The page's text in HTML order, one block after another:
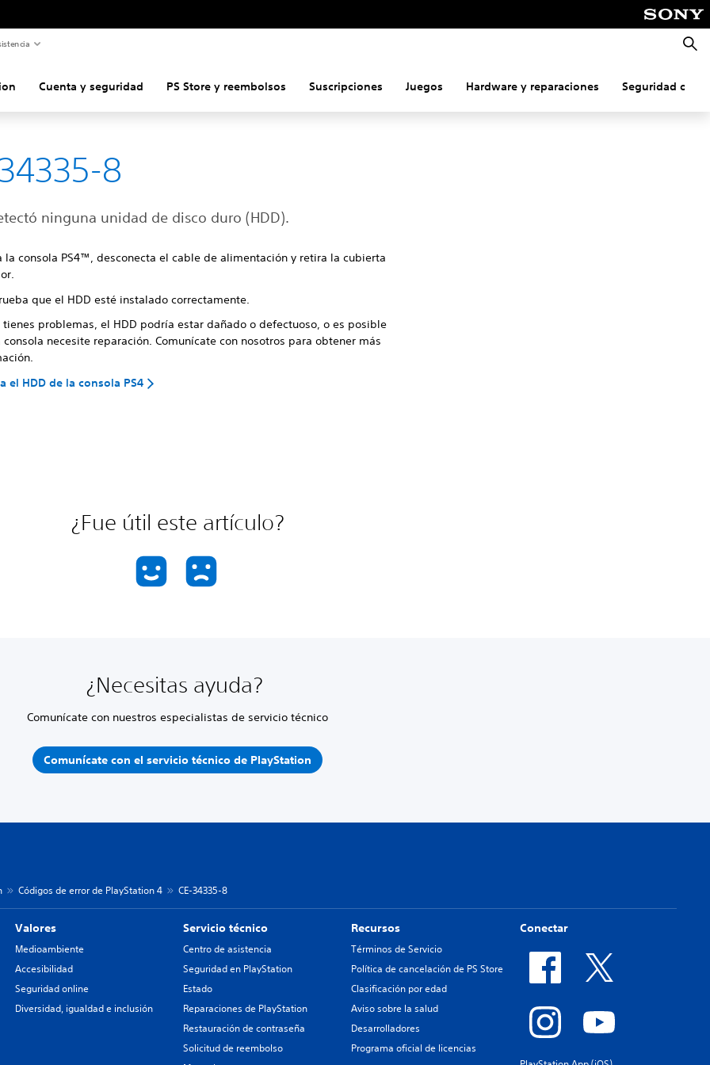
Cuenta y seguridad PS Store y reembolsos Suscripciones Juegos Hardware y reparaciones Seguridad
8
ninguna unidad de disco duro (HDD).
la consola PS4™, desconecta el cable de alimentación y retira la cubierta
que el HDD esté instalado correctamente.
tienes problemas, el HDD podría estar dañado o defectuoso, o es posible
consola necesite reparación. Comunícate con nosotros para obtener más
el HDD de la consola PS4
¿Fue útil este artículo?
¿Necesitas ayuda?
Comunícate con nuestros especialistas de servicio técnico
Comunícate con el servicio técnico de PlayStation
Códigos de error de PlayStation 4 CE-34335-8
Valores
Medioambiente
Accesibilidad
Seguridad online
Diversidad, igualdad e inclusión
Servicio técnico
Centro de asistencia
Seguridad en PlayStation
Estado
Reparaciones de PlayStation
Restauración de contraseña
Solicitud de reembolso
Recursos
Términos de Servicio
Política de cancelación de PS Store
Clasificación por edad
Aviso sobre la salud
Desarrolladores
Programa oficial de licencias
Conectar